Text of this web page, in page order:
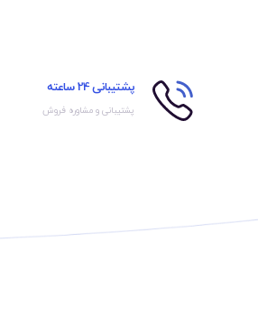
پشتیبانی 24 ساعته
پشتیبانی و مشاوره فروش